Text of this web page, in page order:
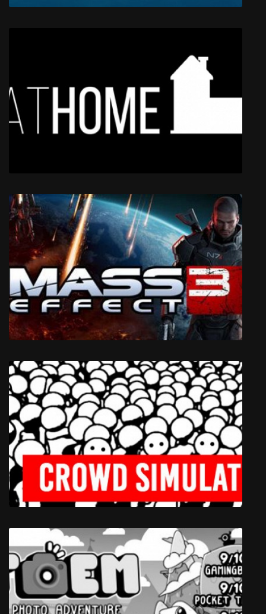
Bermuda - Lost Survival
At Home
Mass Effect 3